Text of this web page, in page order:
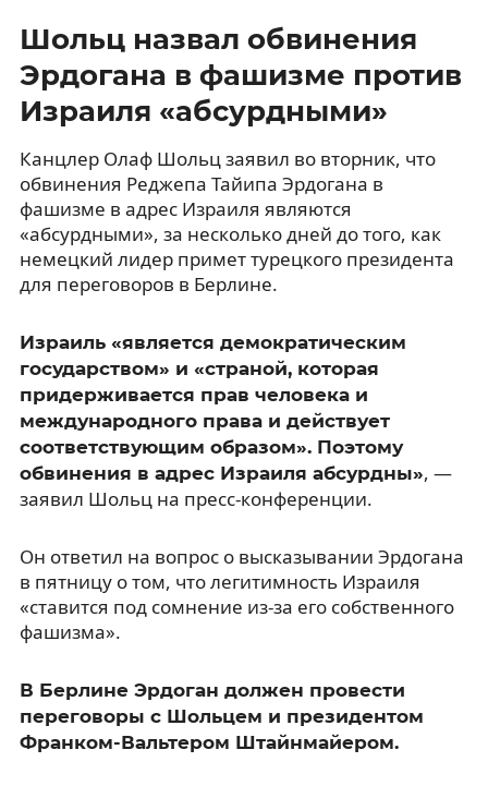
Шольц назвал обвинения
Эрдогана в фашизме против
Израиля «абсурдными»
Канцлер Олаф Шольц заявил во вторник, что
обвинения Реджепа Тайипа Эрдогана в
фашизме в адрес Израиля являются
«абсурдными», за несколько дней до того, как
немецкий лидер примет турецкого президента
для переговоров в Берлине.
Израиль «является демократическим
государством» и «страной, которая
придерживается прав человека и
международного права и действует
соответствующим образом». Поэтому
обвинения в адрес Израиля абсурдны», —
заявил Шольц на пресс-конференции.
Он ответил на вопрос о высказывании Эрдогана
в пятницу о том, что легитимность Израиля
«ставится под сомнение из-за его собственного
фашизма».
В Берлине Эрдоган должен провести
переговоры с Шольцем и президентом
Франком-Вальтером Штайнмайером.